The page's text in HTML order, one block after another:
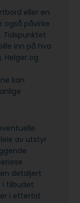
eller en
også påvirke
Tidspunktet
inn på hva
Helger og
kan
av utstyr
detaljert
i tilbudet
i ettertid.